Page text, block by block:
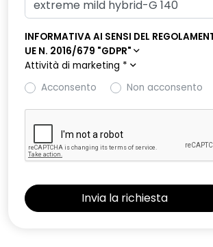
INFORMATIVA AI SENSI DEL
UE N. 2016/679 "GDPR"
Attività di marketing *
Acconsento
Non acconsento